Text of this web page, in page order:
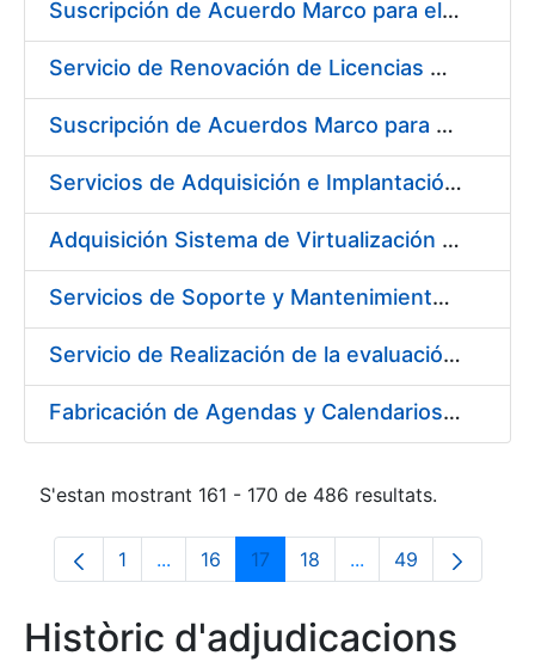
Suscripción de Acuerdo Marco para el Suministro de Material de Acero Inoxidable para la Fábrica de Papel de Seguridad de la FNMT-RCM en Burgos
Servicio de Renovación de Licencias Adobe
Suscripción de Acuerdos Marco para el Suministro de Equipos de Protección Individual (EPI’s)
Servicios de Adquisición e Implantación de un Sistema de Gestión Corporativa e Integrada de la Prevención de Riesgos Laborales
Adquisición Sistema de Virtualización VMWARE CERES
Servicios de Soporte y Mantenimiento de Licencias de Software y Help Desk de la Infraestructura de la Fábrica Nacional de Moneda y Timbre-Real Casa de la Moneda
Servicio de Realización de la evaluación de Riesgos Psicosociales y de salud laboral en los puestos de trabajo de la FNMT-RCM
Fabricación de Agendas y Calendarios para FNMT-RCM
S'estan mostrant 161 - 170 de 486 resultats.
Pàgina
1 ...Pàgines intermèdies Utilitzeu TAB per
Pàgina
16 Pàgina
17 Pàgina
18 ...PàginesPàgina
49
Històric d'adjudicacions